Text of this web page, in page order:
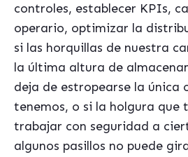
controles, establecer KPIs,
operario, optimizar la
si las horquillas de nuestra
la última altura de
deja de estropearse la única
tenemos, o si la holgura que
trabajar con seguridad a
algunos pasillos no puede